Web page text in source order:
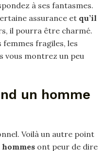
à ses fantasmes.
assurance et qu’il
il pourra être charmé.
femmes fragiles, les
vous montrez un peu
un homme
Voilà un autre point
hommes ont peur de dire